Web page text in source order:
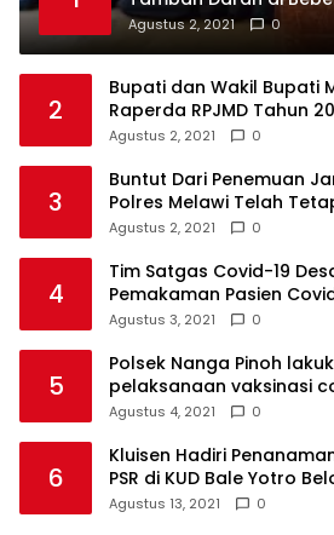
Agustus 2, 2021 0
2
Bupati dan Wakil Bupati
Raperda RPJMD Tahun
Agustus 2, 2021 0
3
Buntut Dari Penemuan
Polres Melawi Telah
Agustus 2, 2021 0
4
Tim Satgas Covid-19
Pemakaman Pasien
Agustus 3, 2021 0
5
Polsek Nanga Pinoh
pelaksanaan vaksinasi
Agustus 4, 2021 0
6
Kluisen Hadiri
PSR di KUD Bale Yotro
Agustus 13, 2021 0